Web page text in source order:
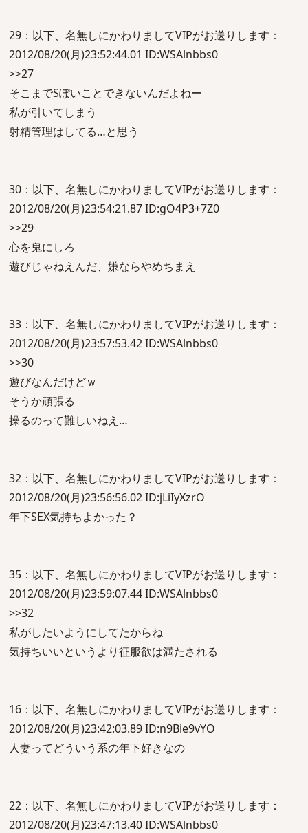
29：以下、名無しにかわりましてVIPがお送りします：
2012/08/20(月)23:52:44.01 ID:WSAlnbbs0
>>27
そこまでSぽいことできないんだよねー
私が引いてしまう
射精管理はしてる…と思う
30：以下、名無しにかわりましてVIPがお送りします：
2012/08/20(月)23:54:21.87 ID:gO4P3+7Z0
>>29
心を鬼にしろ
遊びじゃねえんだ、嫌ならやめちまえ
33：以下、名無しにかわりましてVIPがお送りします：
2012/08/20(月)23:57:53.42 ID:WSAlnbbs0
>>30
遊びなんだけどｗ
そうか頑張る
操るのって難しいねえ…
32：以下、名無しにかわりましてVIPがお送りします：
2012/08/20(月)23:56:56.02 ID:jLiIyXzrO
年下SEX気持ちよかった？
35：以下、名無しにかわりましてVIPがお送りします：
2012/08/20(月)23:59:07.44 ID:WSAlnbbs0
>>32
私がしたいようにしてたからね
気持ちいいというより征服欲は満たされる
16：以下、名無しにかわりましてVIPがお送りします：
2012/08/20(月)23:42:03.89 ID:n9Bie9vYO
人妻ってどういう系の年下好きなの
22：以下、名無しにかわりましてVIPがお送りします：
2012/08/20(月)23:47:13.40 ID:WSAlnbbs0